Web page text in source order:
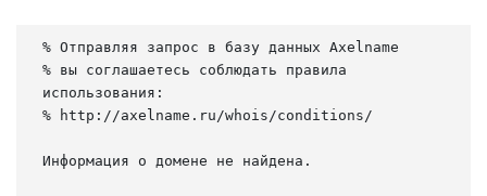
% Отправляя запрос в базу данных Axelname
% вы соглашаетесь соблюдать правила
использования:
% http://axelname.ru/whois/conditions/
Информация о домене не найдена.